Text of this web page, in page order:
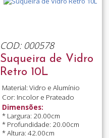
COD: 000578
Suqueira de Vidro
Retro 10L
Material: Vidro e Alumínio
Cor: Incolor e Prateado
Dimensões:
* Largura: 20.00cm
* Profundidade: 20.00cm
* Altura: 42.00cm